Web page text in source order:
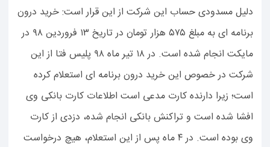
دلیل مسدودی حساب این شرکت از این قرار است: خرید درون
برنامه ای به مبلغ ۵۷۵ هزار تومان در تاریخ ۱۳ فروردین ۹۸ در
مایکت انجام شده است. در ۱۸ تیر ماه ۹۸ پلیس فتا از این
شرکت در خصوص این خرید درون برنامه ای استعلام کرده
است؛ زیرا دارنده کارت مدعی است اطلاعات کارت بانکی وی
افشا شده است و تراکنش بانکی انجام شده، دزدی از کارت
وی بوده است. در ۴ ماه پس از این استعلام، هیچ درخواست